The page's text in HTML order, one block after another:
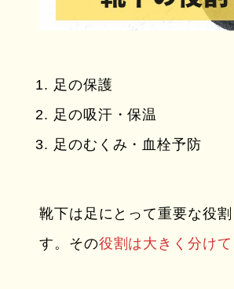
足の保護
足の吸汗・保温
足のむくみ・血栓予防
靴下は足にとって重要な役
す。その役割は大きく分け